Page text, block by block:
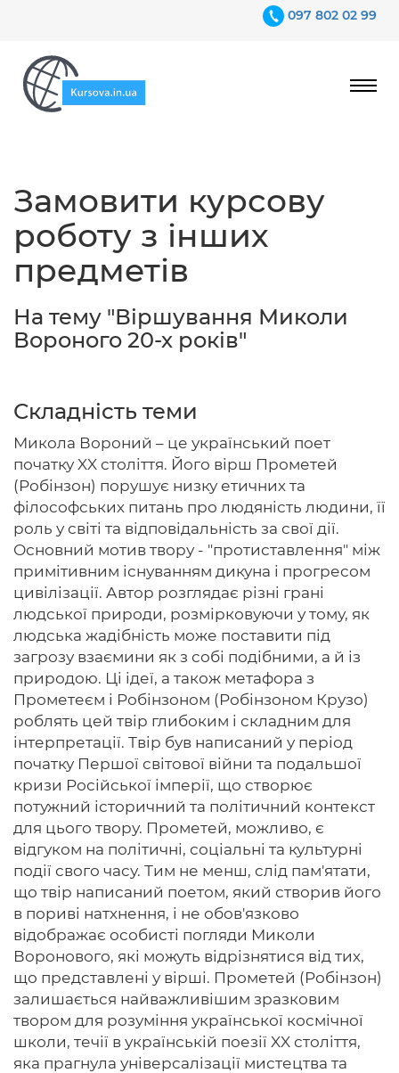
097 802 02 99
Замовити курсову
роботу з інших
предметів
На тему "Віршування Миколи
Вороного 20-х років"
Складність теми
Микола Вороний – це український поет
початку XX століття. Його вірш Прометей
(Робінзон) порушує низку етичних та
філософських питань про людяність людини, її
роль у світі та відповідальність за свої дії.
Основний мотив твору - "протиставлення" між
примітивним існуванням дикуна і прогресом
цивілізації. Автор розглядає різні грані
людської природи, розмірковуючи у тому, як
людська жадібність може поставити під
загрозу взаємини як з собі подібними, а й із
природою. Ці ідеї, а також метафора з
Прометеєм і Робінзоном (Робінзоном Крузо)
роблять цей твір глибоким і складним для
інтерпретації. Твір був написаний у період
початку Першої світової війни та подальшої
кризи Російської імперії, що створює
потужний історичний та політичний контекст
для цього твору. Прометей, можливо, є
відгуком на політичні, соціальні та культурні
події свого часу. Тим не менш, слід пам'ятати,
що твір написаний поетом, який створив його
в пориві натхнення, і не обов'язково
відображає особисті погляди Миколи
Воронового, які можуть відрізнятися від тих,
що представлені у вірші. Прометей (Робінзон)
залишається найважливішим зразковим
твором для розуміння української космічної
школи, течії в українській поезії XX століття,
яка прагнула універсалізації мистецтва та
Гарантії
Відгуки
Контакти
Головна
Авторам
Умови
Вхiд